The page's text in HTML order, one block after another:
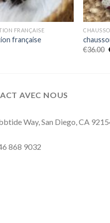
FRANÇAISE
française
€36.00
AVEC NOUS
Way, San Diego, CA
868 9032